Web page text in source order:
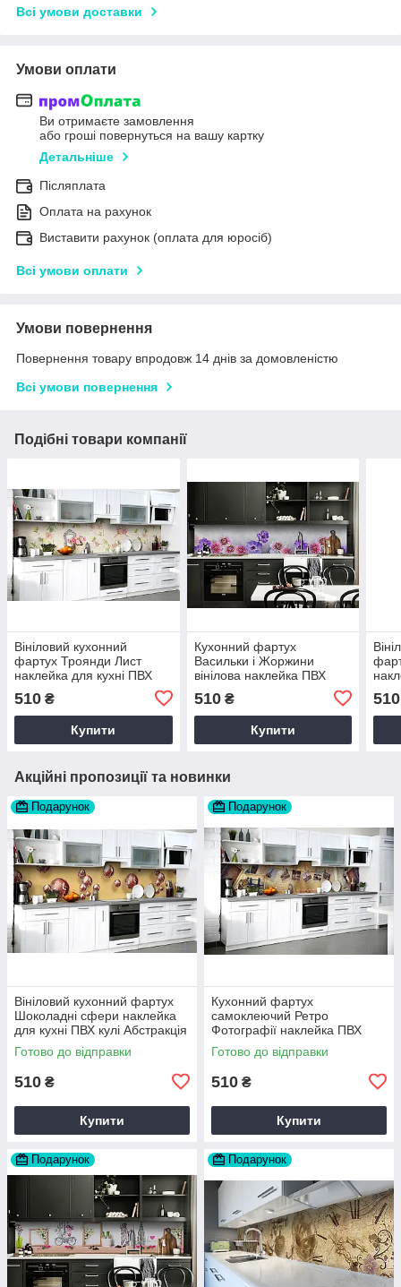
Всі умови доставки
Умови оплати
Ви отримаєте замовлення
або гроші повернуться на вашу картку
Детальніше
Післяплата
Оплата на рахунок
Виставити рахунок (оплата для юросіб)
Всі умови оплати
Умови повернення
Повернення товару впродовж 14 днів за домовленістю
Всі умови повернення
Подібні товари компанії
Вініловий кухонний
фартух Троянди Лист
наклейка для кухні ПВХ
Квіти Абстракція Бежевий
Happy Pocket Z181488
510 ₴
Купити
Кухонний фартух
Васильки і Жоржини
вінілова наклейка ПВХ
квіти Фіолетовий 60х200
см Happy Pocket Z180870
510₴
Купити
510
Акційні пропозиції та новинки
Подарунок
Вініловий кухонний фартух
Шоколадні сфери наклейка
для кухні ПВХ кулі Абстракція
Бежевий Happy Pocket
Z181709
Готово до відправки
510 ₴
Купити
Подарунок
Кухонний фартух
самоклеючий Ретро
Фотографії наклейка ПВХ
Вінтаж бежевий 60х200 см
Happy Pocket Z180316
Готово до відправки
510 ₴
Купити
Подарунок Подарунок